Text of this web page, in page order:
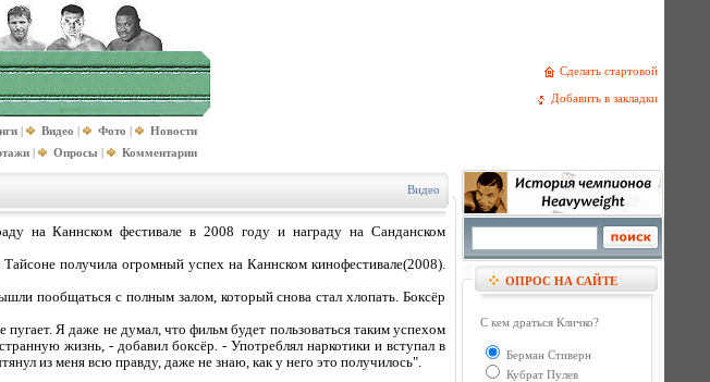
Сделать стартовой
Добавить в закладки
| Видео | Фото |
Новости
| Опросы | Комментарии
Видео
на Каннском фестивале в 2008 году и награду на Санданском
получила огромный успех на Каннском кинофестивале(2008).
пообщаться с полным залом, который снова стал хлопать. Боксёр
Я даже не думал, что фильм будет пользоваться таким успехом
жизнь, - добавил боксёр. - Употреблял наркотики и вступал в
из меня всю правду, даже не знаю, как у него это получилось".
ОПРОС НА САЙТЕ
С кем драться Кличко?
Берман Стиверн
Кубрат Пулев